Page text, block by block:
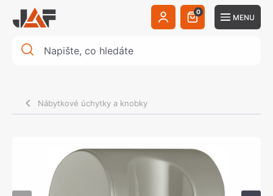
0
MENU
Nábytkové úchytky a knobky